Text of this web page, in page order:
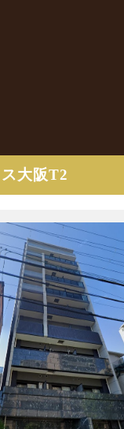
大阪T2